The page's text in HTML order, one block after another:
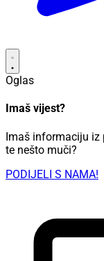
Oglas
Imaš vijest?
Imaš informaciju iz
te nešto muči?
PODIJELI S NAMA!